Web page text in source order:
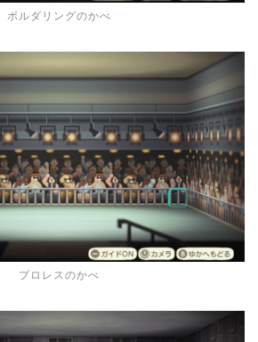
ボルダリングのかべ
プロレスのかべ